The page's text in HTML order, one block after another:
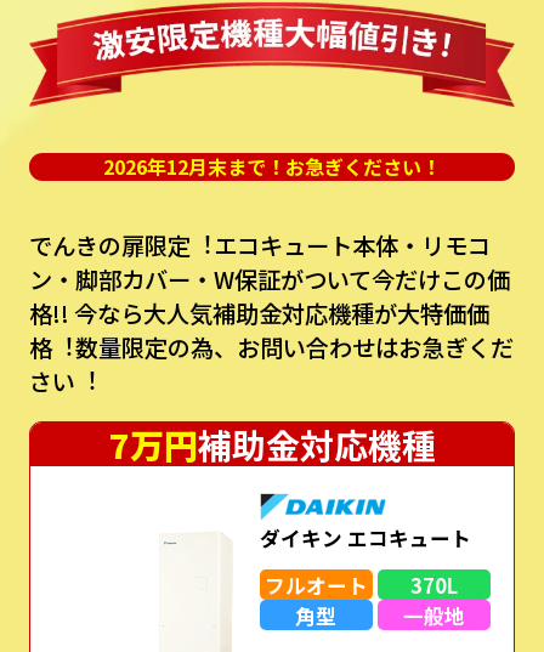
2026年12月末まで！お急ぎください！
でんきの扉限定︕エコキュート本体・リモコ
ン・脚部カバー・W保証がついて今だけこの価
格!! 今なら⼤⼈気補助⾦対応機種が⼤特価価
格︕数量限定の為、お問い合わせはお急ぎくだ
さい︕
7万円補助金対応機種
ダイキン エコキュート
フルオート
370L
角型
一般地